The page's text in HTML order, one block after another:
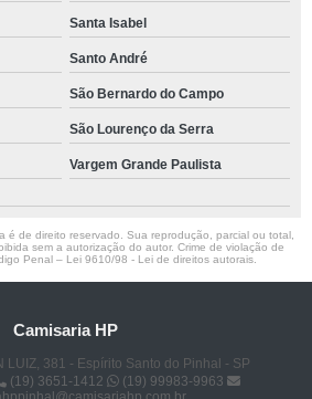
Santa Isabel
Santo André
São Bernardo do Campo
São Lourenço da Serra
Vargem Grande Paulista
é de direito reservado. Sua reprodução, parcial ou total,
sem a autorização do autor. Crime de violação de
Penal – Lei 9610/98 - Lei de direitos autorais
Camisaria HP
LUIZ, 381 - Espírito Santo do Pinhal - SP
(19) 3651-1412
(19) 99983-9963